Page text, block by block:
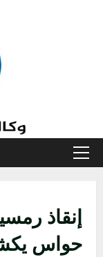
القائمة
إنقاذ
حواس